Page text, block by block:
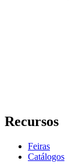
Recursos
Feiras
Catálogos